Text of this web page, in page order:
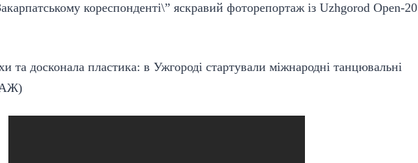
кореспонденті\” яскравий фоторепортаж із Uzhgorod Open-
та досконала пластика: в Ужгороді стартували міжнародні танцювальні